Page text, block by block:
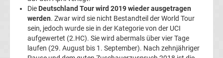
Ergebnisse
Champions
Die Deutschland Tour wird 2019 wieder ausgetragen
werden. Zwar wird sie nicht Bestandteil der World Tour
sein, jedoch wurde sie in der Kategorie von der UCI
aufgewertet (2.HC). Sie wird abermals über vier Tage
laufen (29. August bis 1. September). Nach zehnjähriger